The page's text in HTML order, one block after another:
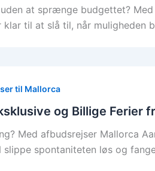
at sprænge budgettet?
til at slå til, når muligheden
til Mallorca
og Billige Ferier
Med afbudsrejser Mallorca
spontaniteten løs og